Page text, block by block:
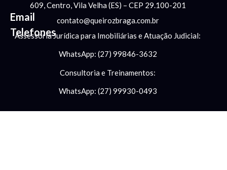
609, Centro, Vila Velha (ES) – CEP 29.100-201
Email contato@queirozbraga.com.br
Telefones
Assessoria Jurídica para Imobiliárias e Atuação Judicial:
WhatsApp: (27) 99846-3632
Consultoria e Treinamentos:
WhatsApp: (27) 99930-0493